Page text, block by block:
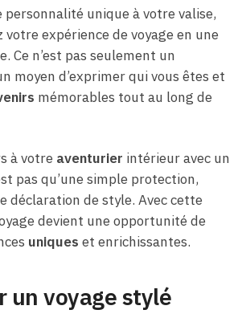
unique à votre valise,
expérience de voyage en une
Ce n’est pas seulement un
moyen d’exprimer qui vous êtes et
mémorables tout au long de
à votre aventurier intérieur avec un
pas qu’une simple protection,
déclaration de style. Avec cette
devient une opportunité de
uniques et enrichissantes.
un voyage stylé